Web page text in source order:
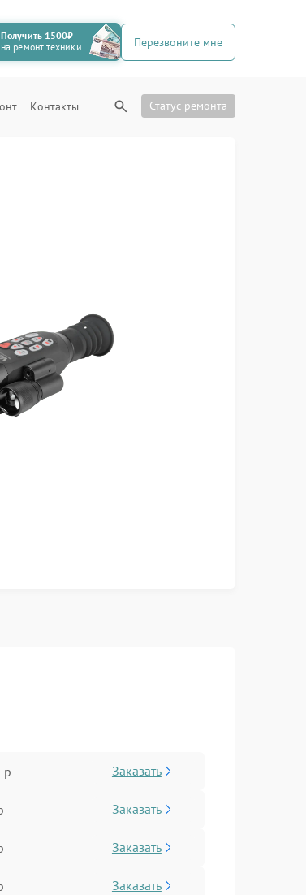
Получить 1500₽
на ремонт техники
Перезвоните мне
Контакты Статус ремонта
р Заказать
Заказать
Заказать
Заказать